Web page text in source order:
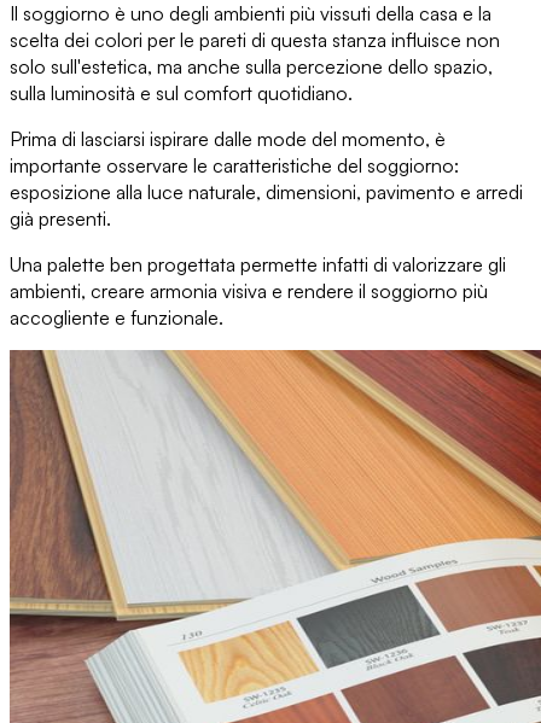
Il soggiorno è uno degli ambienti più vissuti della casa e la
scelta dei colori per le pareti di questa stanza influisce non
solo sull'estetica, ma anche sulla percezione dello spazio,
sulla luminosità e sul comfort quotidiano.
Prima di lasciarsi ispirare dalle mode del momento, è
importante osservare le caratteristiche del soggiorno:
esposizione alla luce naturale, dimensioni, pavimento e arredi
già presenti.
Una palette ben progettata permette infatti di valorizzare gli
ambienti, creare armonia visiva e rendere il soggiorno più
accogliente e funzionale.